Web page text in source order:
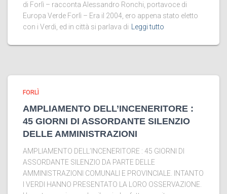
di Forlì – racconta Alessandro Ronchi, portavoce di
Europa Verde Forlì – Era il 2004, ero appena stato eletto
con i Verdi, ed in città si parlava di Leggi tutto
FORLÌ
AMPLIAMENTO DELL’INCENERITORE :
45 GIORNI DI ASSORDANTE SILENZIO
DELLE AMMINISTRAZIONI
AMPLIAMENTO DELL’INCENERITORE : 45 GIORNI DI
ASSORDANTE SILENZIO DA PARTE DELLE
AMMINISTRAZIONI COMUNALI E PROVINCIALE. INTANTO
I VERDI HANNO PRESENTATO LA LORO OSSERVAZIONE.